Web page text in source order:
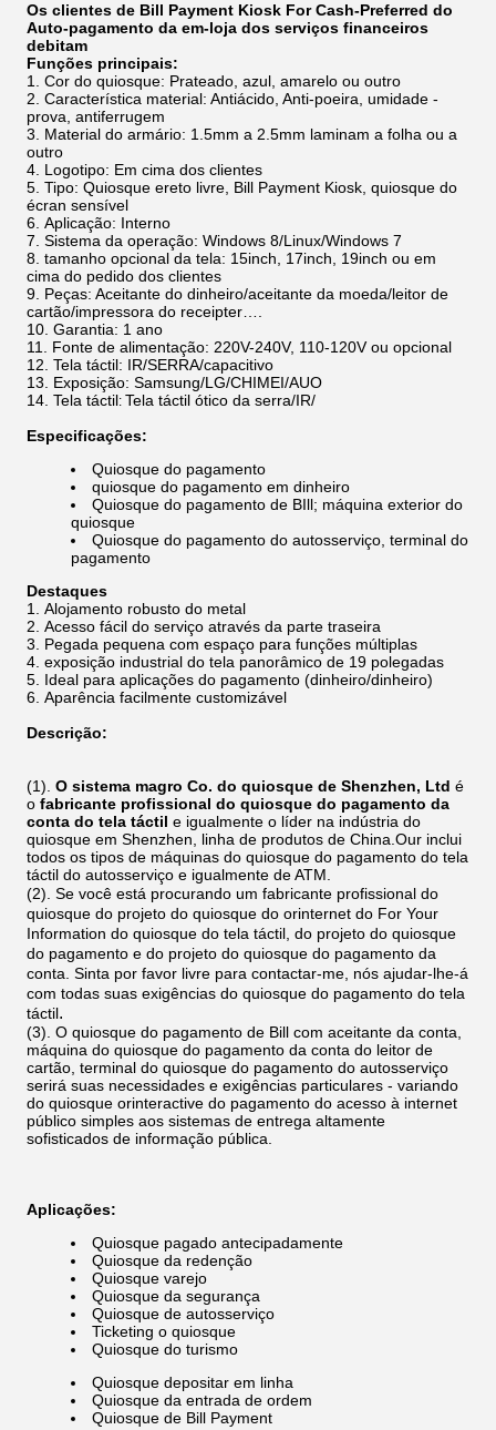
Os clientes de Bill Payment Kiosk For Cash-Preferred do
Auto-pagamento da em-loja dos serviços financeiros
debitam
Funções principais:
Cor do quiosque: Prateado, azul, amarelo ou outro
Característica material: Antiácido, Anti-poeira, umidade -
prova, antiferrugem
Material do armário: 1.5mm a 2.5mm laminam a folha ou a
outro
Logotipo: Em cima dos clientes
Tipo: Quiosque ereto livre, Bill Payment Kiosk, quiosque do
écran sensível
Aplicação: Interno
Sistema da operação: Windows 8/Linux/Windows 7
tamanho opcional da tela: 15inch, 17inch, 19inch ou em
cima do pedido dos clientes
Peças: Aceitante do dinheiro/aceitante da moeda/leitor de
cartão/impressora do receipter….
Garantia: 1 ano
Fonte de alimentação: 220V-240V, 110-120V ou opcional
Tela táctil: IR/SERRA/capacitivo
Exposição: Samsung/LG/CHIMEI/AUO
Tela táctil: Tela táctil ótico da serra/IR/
Especificações:
Quiosque do pagamento
quiosque do pagamento em dinheiro
Quiosque do pagamento de BIll; máquina exterior do
quiosque
Quiosque do pagamento do autosserviço, terminal do
pagamento
Destaques
Alojamento robusto do metal
Acesso fácil do serviço através da parte traseira
Pegada pequena com espaço para funções múltiplas
exposição industrial do tela panorâmico de 19 polegadas
Ideal para aplicações do pagamento (dinheiro/dinheiro)
Aparência facilmente customizável
Descrição:
(1). O sistema magro Co. do quiosque de Shenzhen, Ltd é
o fabricante profissional do quiosque do pagamento da
conta do tela táctil e igualmente o líder na indústria do
quiosque em Shenzhen,
linha de produtos de China.Our inclui
todos os tipos de máquinas do quiosque do pagamento do tela
táctil do autosserviço e igualmente de ATM.
(2). Se você está procurando um fabricante profissional do
quiosque do projeto do quiosque do orinternet do For Your
Information do quiosque do tela táctil do projeto do quiosque
do pagamento e do projeto do quiosque do pagamento da
conta . Sinta por favor livre para contactar-me, nós ajudar-lhe-á
com todas suas exigências do quiosque do pagamento do tela
táctil.
(3). O quiosque do pagamento de Bill com aceitante da conta,
máquina do quiosque do pagamento da conta do leitor de
cartão, terminal do quiosque do pagamento do autosserviço
serirá suas necessidades e exigências particulares - variando
do quiosque orinteractive do pagamento do acesso à internet
público simples aos sistemas de entrega altamente
sofisticados de informação pública.
Aplicações:
Quiosque pagado antecipadamente
Quiosque da redenção
Quiosque varejo
Quiosque da segurança
Quiosque de autosserviço
Ticketing o quiosque
Quiosque do turismo
Quiosque depositar em linha
Quiosque da entrada de ordem
Quiosque de Bill Payment